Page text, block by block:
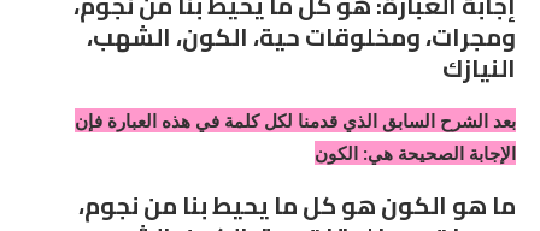
ومجرات، ومخلوقات حية، الكون، الشهب،
النيازك
بعد الشرح السابق الذي قدمنا لكل كلمة في هذه العبارة فإن
الإجابة الصحيحة هي: الكون
ما هو الكون هو كل ما يحيط بنا من نجوم،